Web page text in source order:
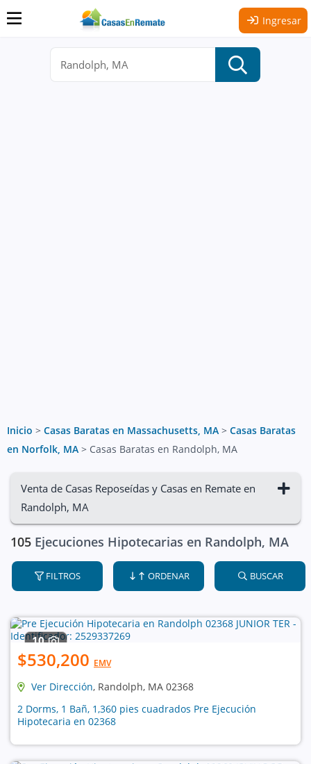
Ingresar
Inicio > Casas Baratas en Massachusetts, MA > Casas Baratas
en Norfolk, MA > Casas Baratas en Randolph, MA
Venta de Casas Reposeídas y Casas en Remate en
Randolph, MA
105 Ejecuciones Hipotecarias en Randolph, MA
FILTROS ORDENAR BUSCAR
10
$530,200 EMV
Ver Dirección, Randolph, MA 02368
2 Dorms, 1 Bañ, 1,360 pies cuadrados Pre Ejecución
Hipotecaria en 02368